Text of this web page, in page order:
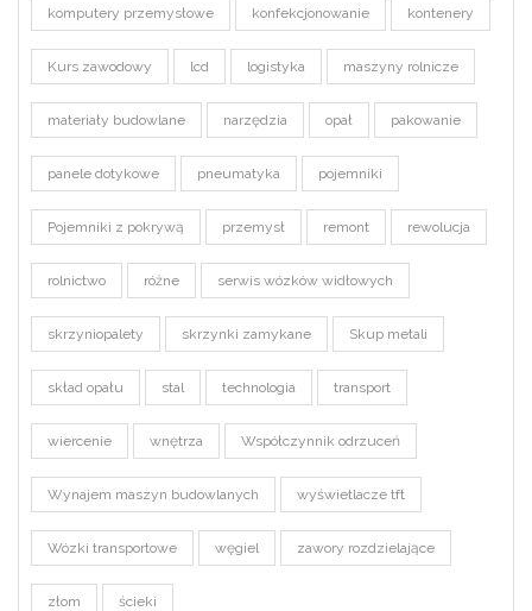
komputery przemysłowe konfekcjonowanie kontenery
Kurs zawodowy lcd logistyka maszyny rolnicze
materiały budowlane narzędzia opał pakowanie
panele dotykowe pneumatyka pojemniki
Pojemniki z pokrywą przemysł remont rewolucja
rolnictwo różne serwis wózków widłowych
skrzyniopalety skrzynki zamykane Skup metali
skład opału stal technologia transport
wiercenie wnętrza Współczynnik odrzuceń
Wynajem maszyn budowlanych wyświetlacze tft
Wózki transportowe węgiel zawory rozdzielające
złom ścieki